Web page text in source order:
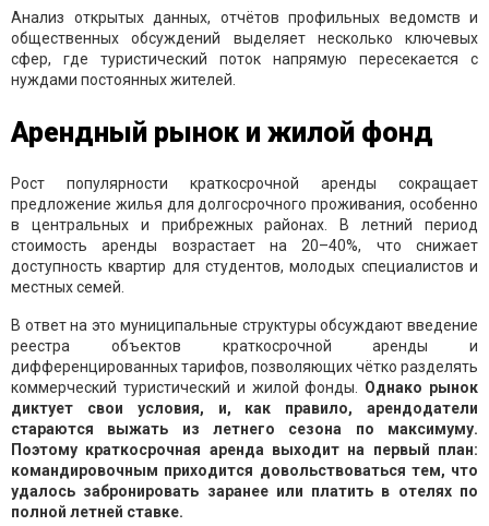
Анализ открытых данных, отчётов профильных ведомств и
общественных обсуждений выделяет несколько ключевых
сфер, где туристический поток напрямую пересекается с
нуждами постоянных жителей.
Арендный рынок и жилой фонд
Рост популярности краткосрочной аренды сокращает
предложение жилья для долгосрочного проживания, особенно
в центральных и прибрежных районах. В летний период
стоимость аренды возрастает на 20–40%, что снижает
доступность квартир для студентов, молодых специалистов и
местных семей.
В ответ на это муниципальные структуры обсуждают введение
реестра объектов краткосрочной аренды и
дифференцированных тарифов, позволяющих чётко разделять
коммерческий туристический и жилой фонды. Однако рынок
диктует свои условия, и, как правило, арендодатели
стараются выжать из летнего сезона по максимуму.
Поэтому краткосрочная аренда выходит на первый план:
командировочным приходится довольствоваться тем, что
удалось забронировать заранее или платить в отелях по
полной летней ставке.